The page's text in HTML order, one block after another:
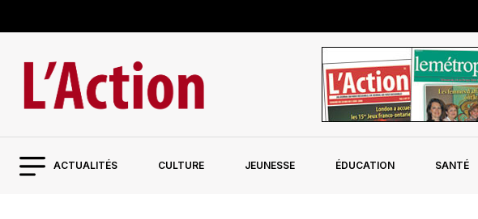
ACTUALITÉS CULTURE JEUNESSE ÉDUCATION SANTÉ